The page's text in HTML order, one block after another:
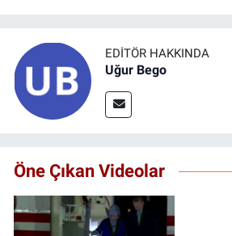
EDITÖR HAKKINDA
Uğur Bego
Öne Çıkan Videolar